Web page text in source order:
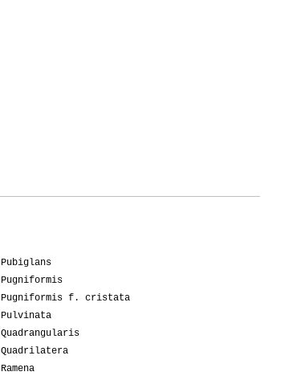
Pubiglans
Pugniformis
Pugniformis f. cristata
Pulvinata
Quadrangularis
Quadrilatera
Ramena